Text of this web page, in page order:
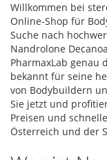
Willkommen bei
Online-Shop für
Suche nach
Nandrolone
PharmaxLab genau
bekannt für seine
von Bodybuildern
Sie jetzt und
Preisen und
Österreich und der